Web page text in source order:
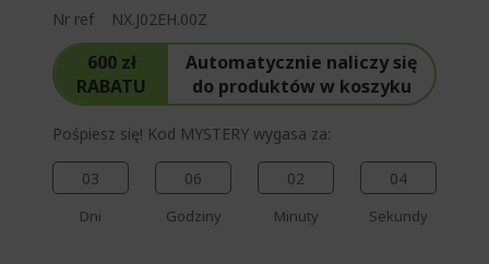
Nr ref NX.J02EH.00Z
600 zł
RABATU
Automatycznie naliczy się
do produktów w koszyku
Pośpiesz się! Kod MYSTERY wygasa za:
03
Dni
06
Godziny
02
Minuty
03
Sekundy